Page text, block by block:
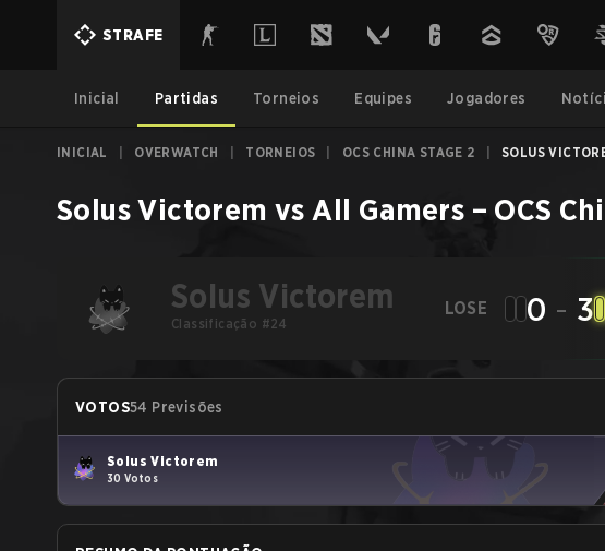
STRAFE
Inicial Partidas Torneios Equipes Jogadores
INICIAL OVERWATCH TORNEIOS OCS CHINA STAGE 2 SOLUS
Solus Victorem vs All Gamers – OCS
Solus Victorem
Classificação #24
LOSE 0 - 3
VOTOS54 Previsões
Solus Victorem
30 Votos